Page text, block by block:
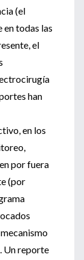
(el
en todas las
el
han
en los
por fuera
(por
Un reporte